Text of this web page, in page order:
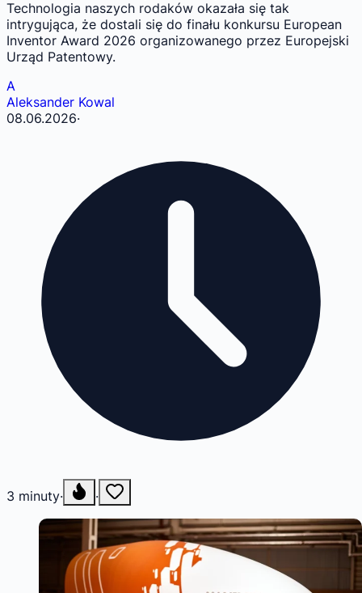
Technologia naszych rodaków okazała się tak
intrygująca, że dostali się do finału konkursu European
Inventor Award 2026 organizowanego przez Europejski
Urząd Patentowy.
A
Aleksander Kowal
08.06.2026·
3 minuty· ·